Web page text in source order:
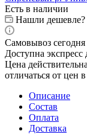
Есть в наличии
Нашли дешевле?
Самовывоз сегодня
Доступна
Цена
отличаться от цен
Описание
Состав
Оплата
Доставка